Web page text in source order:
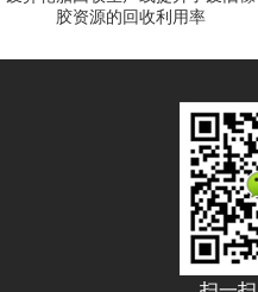
胶资源的回收利用率